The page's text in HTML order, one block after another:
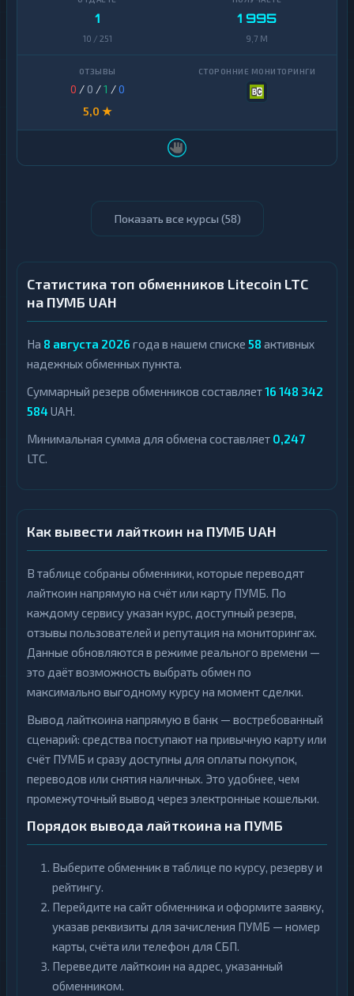
1
10 / 251
1 995
9,7 M
0 / 0 /1 /0
5,0 ★
Показать все курсы (58)
Статистика топ обменников Litecoin LTC
на ПУМБ UAH
На 8 августа 2026 года в нашем списке 58 активных
надежных обменных пункта.
Суммарный резерв обменников составляет16 148 342
584UAH.
Минимальная сумма для обмена составляет 0,247
LTC.
Как вывести лайткоин на ПУМБ UAH
В таблице собраны обменники, которые переводят
лайткоин напрямую на счёт или карту ПУМБ. По
каждому сервису указан курс, доступный резерв,
отзывы пользователей и репутация на мониторингах.
Данные обновляются в режиме реального времени —
это даёт возможность выбрать обмен по
максимально выгодному курсу на момент сделки.
Вывод лайткоина напрямую в банк — востребованный
сценарий: средства поступают на привычную карту или
счёт ПУМБ и сразу доступны для оплаты покупок,
переводов или снятия наличных. Это удобнее, чем
промежуточный вывод через электронные кошельки.
Порядок вывода лайткоина на ПУМБ
Выберите обменник в таблице по курсу, резерву и
рейтингу.
Перейдите на сайт обменника и оформите заявку,
указав реквизиты для зачисления ПУМБ — номер
карты, счёта или телефон для СБП.
Переведите лайткоин на адрес, указанный
обменником.